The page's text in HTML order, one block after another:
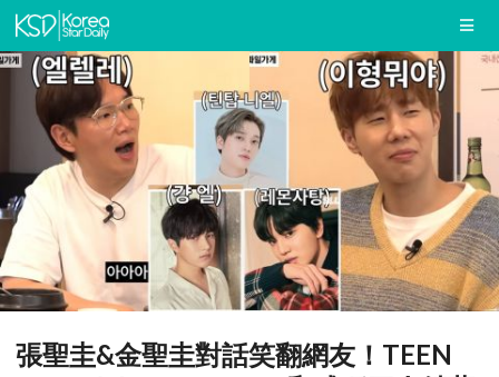
張聖圭&金聖圭對話笑翻網友！TEEN